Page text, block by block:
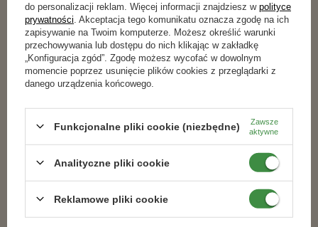
RABAT OD 2 SZT. RABAT OD 2 SZT.
Nawóz jesienny do trawników 1 kg
do personalizacji reklam. Więcej informacji znajdziesz w polityce
prywatności . Akceptacja tego komunikatu oznacza zgodę na ich
zapisywanie na Twoim komputerze. Możesz określić warunki
przechowywania lub dostępu do nich klikając w zakładkę
„Konfiguracja zgód”. Zgodę możesz wycofać w dowolnym
momencie poprzez usunięcie plików cookies z przeglądarki z
danego urządzenia końcowego.
Funkcjonalne pliki cookie (niezbędne)
Zawsze
aktywne
Analityczne pliki cookie
Reklamowe pliki cookie